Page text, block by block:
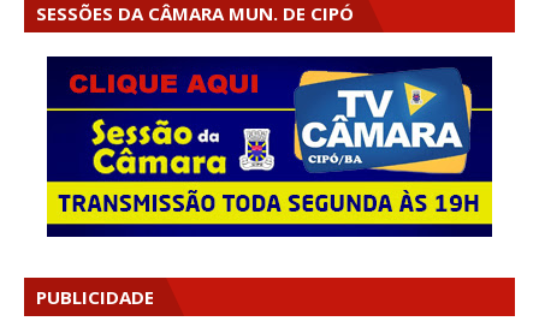
SESSÕES DA CÂMARA MUN. DE CIPÓ
PUBLICIDADE